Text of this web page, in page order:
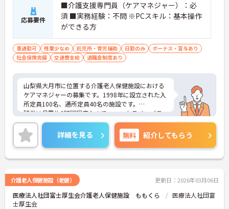
応募要件
■介護支援専門員（ケアマネジャー）：必
須 ■実務経験：不問 ※PCスキル：基本操作
ができる方
車通勤可 残業少なめ 託児所・育児補助 日勤のみ
ボーナス・賞与あり
社会保険完備
交通費支給 退職金制度あり
山梨県大月市に位置する介護老人保健施設における
ケアマネジャーの募集です。1998年に設立された入
所定員100名、通所定員40名の施設です。
残業は月平均3時間程度なので、ワークライフバラ
ンスを保ちながらご勤務いただけます。また、利用
可能な託児所があり、子育て世代の方も安心してご
勤務いただけます。
ご興味のある方には、面接対策ポイントなど、さら
に詳細をお話しいたしますのでお気軽にご相談くだ
詳細を見る 無料 紹介してもらう
介護老人保健施設（老健） 更新日：2026年03月06日
医療法人社団富士厚生会介護老人保健施設 ももくら
医療法人社団富
士厚生会